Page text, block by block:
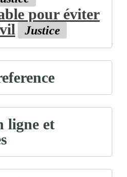
pour éviter
Justice
ligne et